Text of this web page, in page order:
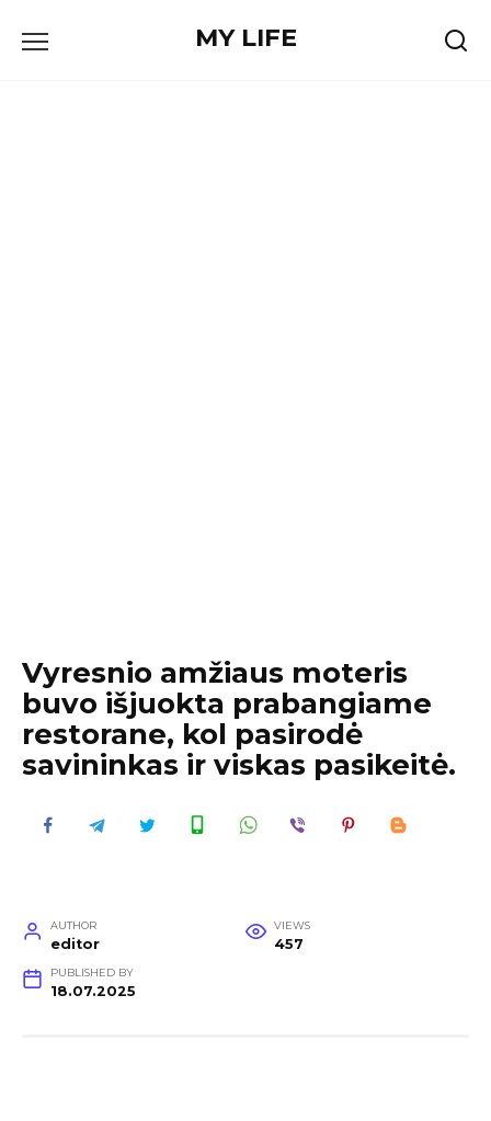
MY LIFE
Vyresnio amžiaus moteris
buvo išjuokta prabangiame
restorane, kol pasirodė
savininkas ir viskas pasikeitė.
AUTHOR
editor
VIEWS
457
PUBLISHED BY
18.07.2025